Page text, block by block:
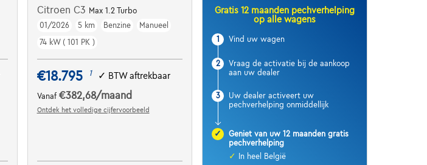
Citroen C3 Max 1.2 Turbo
01/2026
5 km Benzine
Manueel
74 kW ( 101 PK )
€18.795 1 ✓ BTW aftrekbaar
Vanaf €382,68/maand
Ontdek het volledige cijfervoorbeeld
Gratis 12 maanden pechverhelping
op alle wagens
1 Vind uw wagen
2
Vraag de activatie bij de aankoop
aan uw dealer
3
Uw dealer activeert uw
pechverhelping onmiddellijk
✓
Geniet van uw 12 maanden gratis
pechverhelping
✓
In heel België